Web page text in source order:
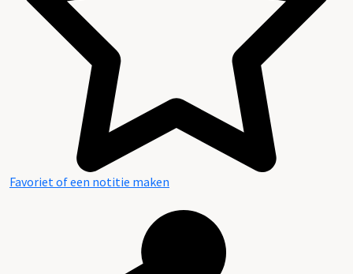
Favoriet of een notitie maken